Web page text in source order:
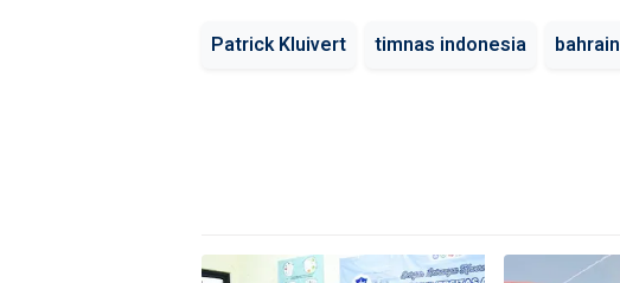
Patrick Kluivert timnas indonesia bahrain